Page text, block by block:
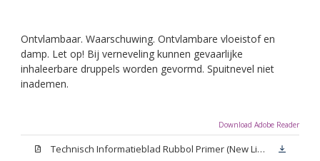
Ontvlambaar. Waarschuwing. Ontvlambare vloeistof en
damp. Let op! Bij verneveling kunnen gevaarlijke
inhaleerbare druppels worden gevormd. Spuitnevel niet
inademen.
Download Adobe Reader
Technisch Informatieblad Rubbol Primer (New Livery) (PDF)